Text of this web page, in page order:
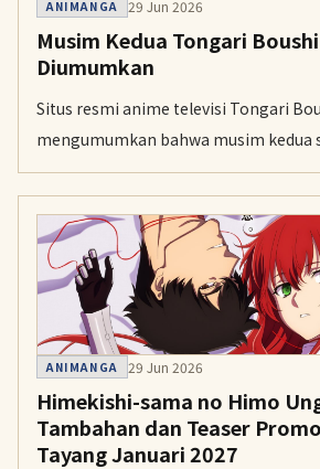
ANIMANGA 29 Jun 2026
Musim Kedua Tongari
Diumumkan
Situs resmi anime televisi Tongari
mengumumkan bahwa musim kedua
Musim pertama tayang perdana
Tokyo MX dan BS11 pada 6 April.
ANIMANGA 29 Jun 2026
Himekishi-sama no Himo
Tambahan dan Teaser
Tayang Januari 2027